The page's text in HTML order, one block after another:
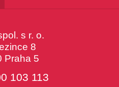
s r. o.
8
Praha 5
103 113